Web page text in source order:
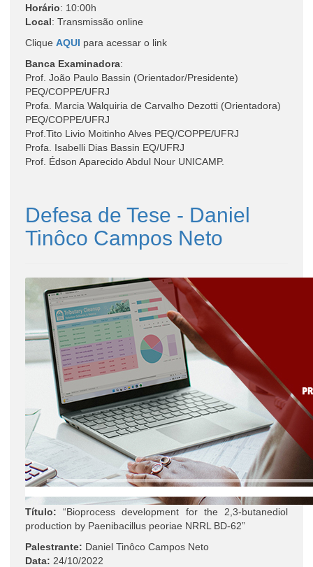
Horário: 10:00h
Local: Transmissão online
Clique AQUI para acessar o link
Banca Examinadora:
Prof. João Paulo Bassin (Orientador/Presidente)
PEQ/COPPE/UFRJ
Profa. Marcia Walquiria de Carvalho Dezotti (Orientadora)
PEQ/COPPE/UFRJ
Prof.Tito Livio Moitinho Alves PEQ/COPPE/UFRJ
Profa. Isabelli Dias Bassin EQ/UFRJ
Prof. Édson Aparecido Abdul Nour UNICAMP.
Defesa de Tese - Daniel
Tinôco Campos Neto
Título: “Bioprocess development for the 2,3-butanediol
production by Paenibacillus peoriae NRRL BD-62”
Palestrante: Daniel Tinôco Campos Neto
Data: 24/10/2022